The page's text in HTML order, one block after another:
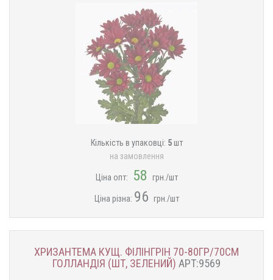
Кількість в упаковці: 5шт
на замовлення
Ціна опт: 58 грн./шт
Ціна різна: 96 грн./шт
ХРИЗАНТЕМА КУЩ. ФІЛІНГРІН 70-80ГР/70СМ
ГОЛЛАНДІЯ (ШТ, ЗЕЛЕНИЙ) АРТ:9569